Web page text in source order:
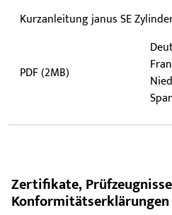
Kurzanleitung janus SE
PDF (2MB)
Zertifikate,
Konformitätserklärungen